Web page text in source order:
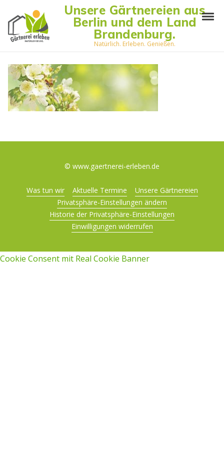
Skip to navigationUnsere Gärtnereien aus
Berlin und dem Land
Brandenburg.
Natürlich. Erleben. Genießen.
© www.gaertnerei-erleben.de
Was tun wir Aktuelle Termine
Unsere Gärtnereien
Privatsphäre-Einstellungen ändern
Historie der Privatsphäre-Einstellungen
Einwilligungen widerrufen
Cookie Consent mit Real Cookie Banner